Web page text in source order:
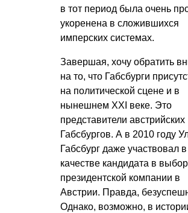
в тот период была очень
укоренена в сложившихся
имперских системах.
Завершая, хочу обратить
на то, что Габсбурги
на политической сцене и в
нынешнем XXI веке. Это
представители австрийских
Габсбургов. А в 2010 году
Габсбург даже участвовал в
качестве кандидата в
президентской компании в
Австрии. Правда,
Однако, возможно, в